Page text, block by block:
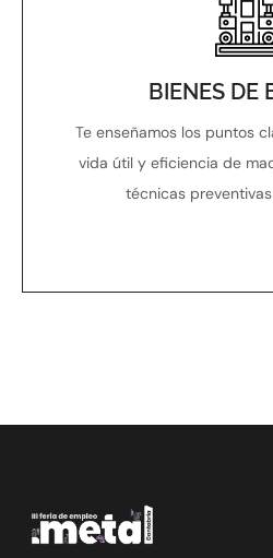
BIENES DE
Te enseñamos los puntos
vida útil y eficiencia de
técnicas